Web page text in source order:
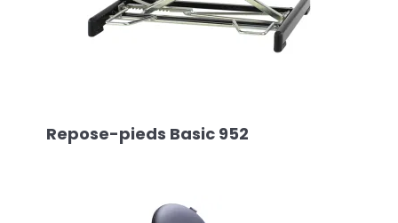
Repose-pieds Basic 952